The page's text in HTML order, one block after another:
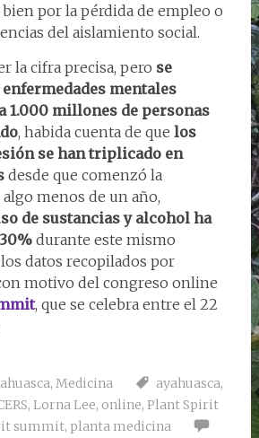
por la pérdida de empleo o
del aislamiento social.
la cifra precisa, pero se
mentales
1.000 millones de personas
, habida cuenta de que los
se han triplicado en
desde que comenzó la
menos de un año,
de sustancias y alcohol ha
durante este mismo
datos recopilados por
motivo del congreso online
, que se celebra entre el 22
, Medicina ayahuasca,
, Lorna Lee, online, Plant Spirit
summit, planta medicina